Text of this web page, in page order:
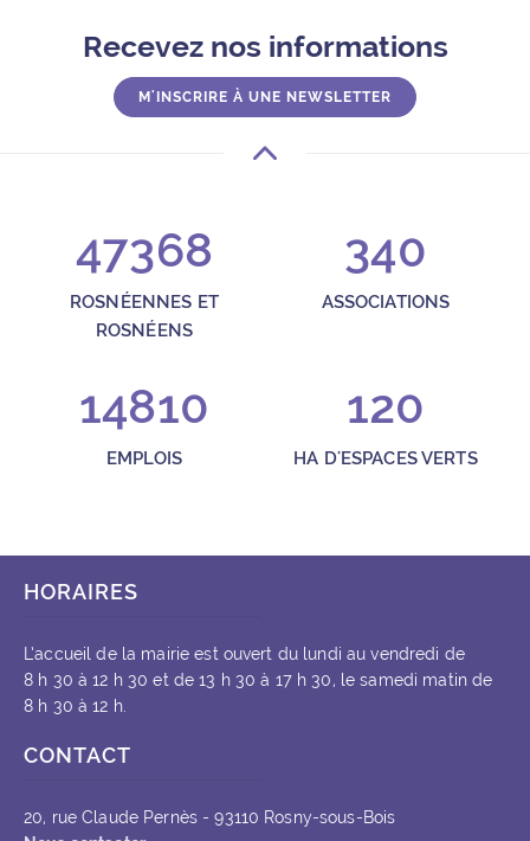
Recevez nos informations
M'INSCRIRE À UNE NEWSLETTER
47368
ROSNÉENNES ET
ROSNÉENS
340
ASSOCIATIONS
14810
EMPLOIS
120
HA D'ESPACES VERTS
HORAIRES
L’accueil de la mairie est ouvert du lundi au vendredi de
8 h 30 à 12 h 30 et de 13 h 30 à 17 h 30, le samedi matin de
8 h 30 à 12 h.
CONTACT
20, rue Claude Pernès - 93110 Rosny-sous-Bois